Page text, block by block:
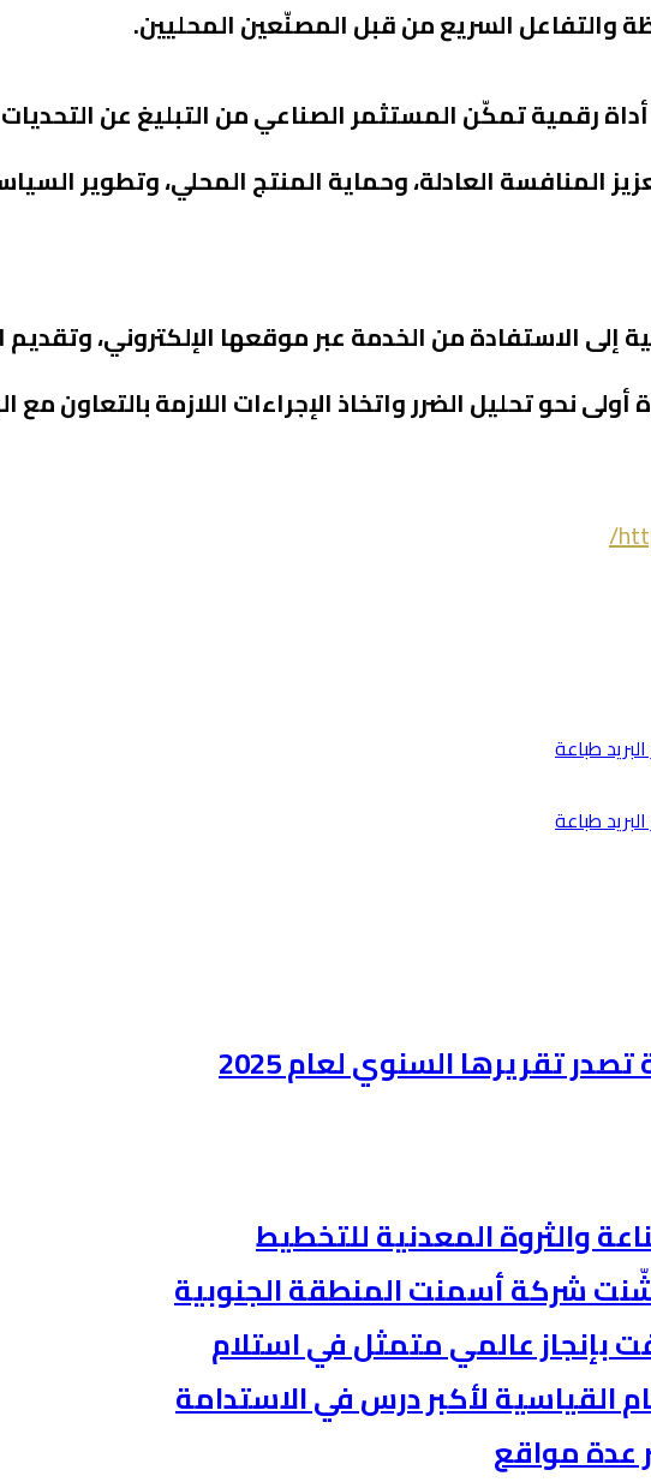
والتفاعل السريع من قبل المصنّعين المحليين.
رقمية تمكّن المستثمر الصناعي من التبليغ عن
المنافسة العادلة، وحماية المنتج المحلي، وتطوير
الاستفادة من الخدمة عبر موقعها الإلكتروني، وتقديم
نحو تحليل الضرر واتخاذ الإجراءات اللازمة بالتعاون مع
طباعة
طباعة
والثروة المعدنية للتخطيط
دشّنت شركة أسمنت المنطقة الجنوبية
بإنجاز عالمي متمثل في استلام
لأكبر درس في الاستدامة
عدة مواقع